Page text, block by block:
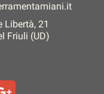
Libertà, 21
Friuli (UD)